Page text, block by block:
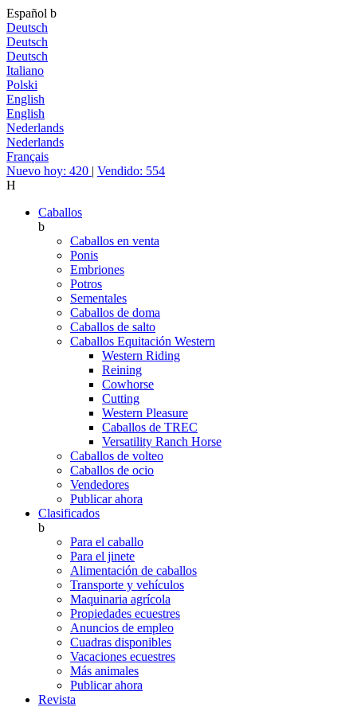
Español b
Deutsch
Deutsch
Deutsch
Italiano
Polski
English
English
Nederlands
Nederlands
Français
Nuevo hoy: 420 | Vendido: 554
H
Caballos
b
Caballos en venta
Ponis
Embriones
Potros
Sementales
Caballos de doma
Caballos de salto
Caballos Equitación Western
Western Riding
Reining
Cowhorse
Cutting
Western Pleasure
Caballos de TREC
Versatility Ranch Horse
Caballos de volteo
Caballos de ocio
Vendedores
Publicar ahora
Clasificados
b
Para el caballo
Para el jinete
Alimentación de caballos
Transporte y vehículos
Maquinaria agrícola
Propiedades ecuestres
Anuncios de empleo
Cuadras disponibles
Vacaciones ecuestres
Más animales
Publicar ahora
Revista